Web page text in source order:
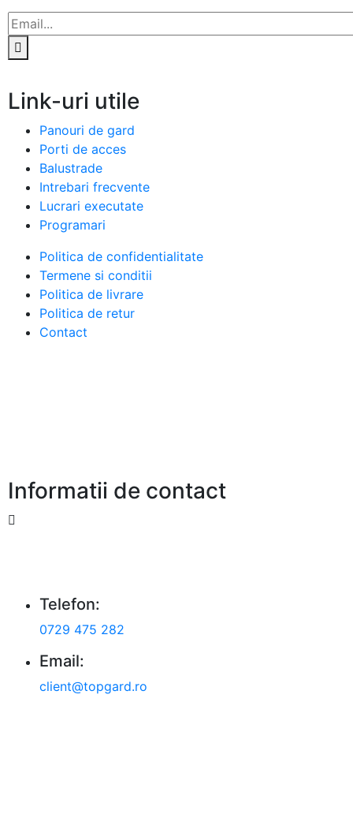
Link-uri utile
Panouri de gard
Porti de acces
Balustrade
Intrebari frecvente
Lucrari executate
Programari
Politica de confidentialitate
Termene si conditii
Politica de livrare
Politica de retur
Contact
Informatii de contact
Telefon:
0729 475 282
Email:
client@topgard.ro